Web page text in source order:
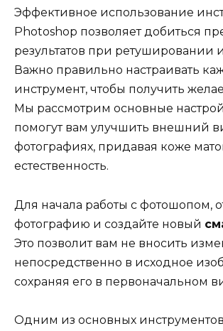
Эффективное использование
Photoshop позволяет добиться
результатов при ретушировании
Важно правильно настраивать
инструмент, чтобы получить
Мы рассмотрим основные
помогут вам улучшить внешний
фотографиях, придавая коже
естественность.
Для начала работы с фотошопом,
фотографию и создайте новый
Это позволит вам не вносить
непосредственно в исходное
сохраняя его в первоначальном
Одним из основных